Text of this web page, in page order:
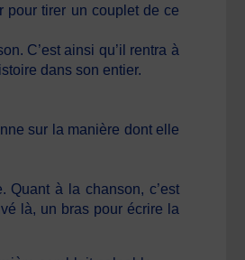
pour tirer un couplet de ce
C’est ainsi qu’il rentra à
dans son entier.
sur la manière dont elle
Quant à la chanson, c’est
là, un bras pour écrire la